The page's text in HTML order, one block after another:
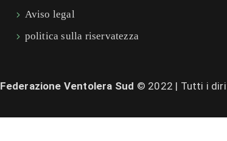
Aviso legal
politica sulla riservatezza
Federazione Ventolera Sud © 2022 | Tutti i